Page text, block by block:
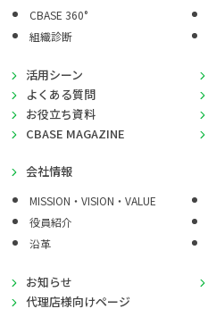
CBASE 360°
組織診断
活用シーン
よくある質問
お役立ち資料
CBASE MAGAZINE
会社情報
MISSION・VISION・VALUE
役員紹介
沿革
お知らせ
代理店様向けページ